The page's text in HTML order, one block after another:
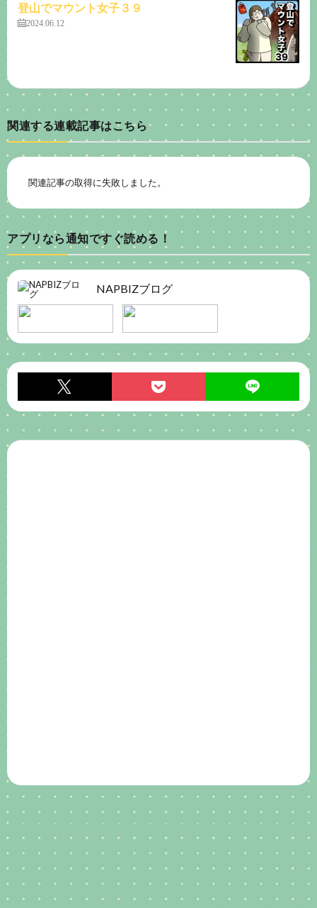
登山でマウント女子３９
2024.06.12
関連する連載記事はこちら
関連記事の取得に失敗しました。
アプリなら通知ですぐ読める！
NAPBIZブログ